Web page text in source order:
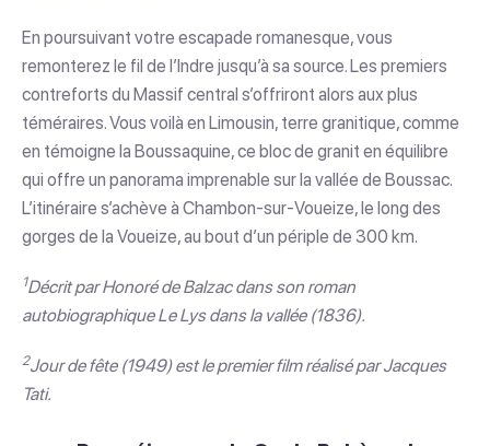
En poursuivant votre escapade romanesque, vous
remonterez le fil de l’Indre jusqu’à sa source. Les premiers
contreforts du Massif central s’offriront alors aux plus
téméraires. Vous voilà en Limousin, terre granitique, comme
en témoigne la Boussaquine, ce bloc de granit en équilibre
qui offre un panorama imprenable sur la vallée de Boussac.
L’itinéraire s’achève à Chambon-sur-Voueize, le long des
gorges de la Voueize, au bout d’un périple de 300 km.
1Décrit par Honoré de Balzac dans son roman
autobiographique Le Lys dans la vallée (1836).
2Jour de fête (1949) est le premier film réalisé par Jacques
Tati.